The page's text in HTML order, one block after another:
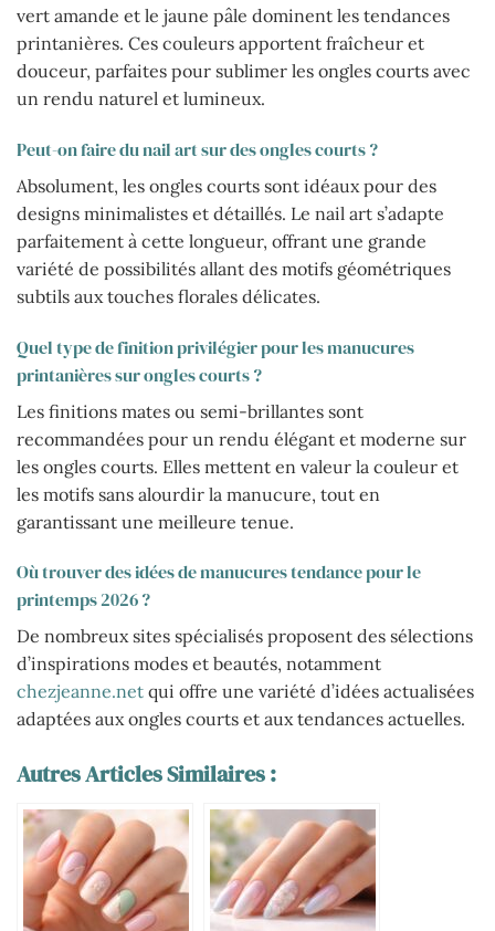
vert amande et le jaune pâle dominent les tendances
printanières. Ces couleurs apportent fraîcheur et
douceur, parfaites pour sublimer les ongles courts avec
un rendu naturel et lumineux.
Peut-on faire du nail art sur des ongles courts ?
Absolument, les ongles courts sont idéaux pour des
designs minimalistes et détaillés. Le nail art s’adapte
parfaitement à cette longueur, offrant une grande
variété de possibilités allant des motifs géométriques
subtils aux touches florales délicates.
Quel type de finition privilégier pour les manucures
printanières sur ongles courts ?
Les finitions mates ou semi-brillantes sont
recommandées pour un rendu élégant et moderne sur
les ongles courts. Elles mettent en valeur la couleur et
les motifs sans alourdir la manucure, tout en
garantissant une meilleure tenue.
Où trouver des idées de manucures tendance pour le
printemps 2026 ?
De nombreux sites spécialisés proposent des sélections
d’inspirations modes et beautés, notamment
chezjeanne.net qui offre une variété d’idées actualisées
adaptées aux ongles courts et aux tendances actuelles.
Autres Articles Similaires :